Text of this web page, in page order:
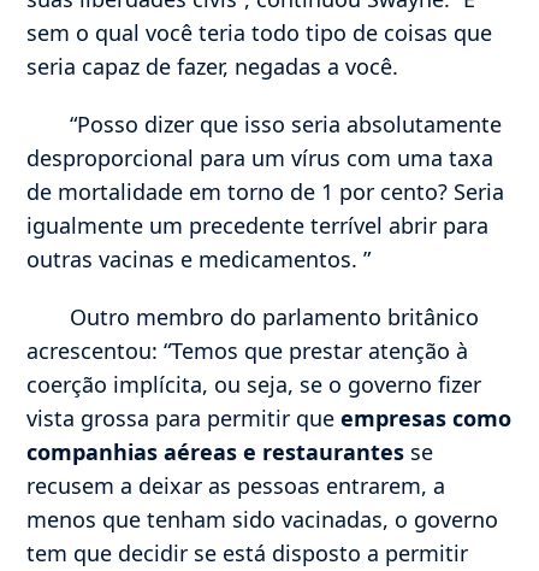
sem o qual você teria todo tipo de coisas que
seria capaz de fazer, negadas a você.
“Posso dizer que isso seria absolutamente
desproporcional para um vírus com uma taxa
de mortalidade em torno de 1 por cento? Seria
igualmente um precedente terrível abrir para
outras vacinas e medicamentos. ”
Outro membro do parlamento britânico
acrescentou: “Temos que prestar atenção à
coerção implícita, ou seja, se o governo fizer
vista grossa para permitir queempresas como
companhias aéreas e restaurantes se
recusem a deixar as pessoas entrarem, a
menos que tenham sido vacinadas, o governo
tem que decidir se está disposto a permitir